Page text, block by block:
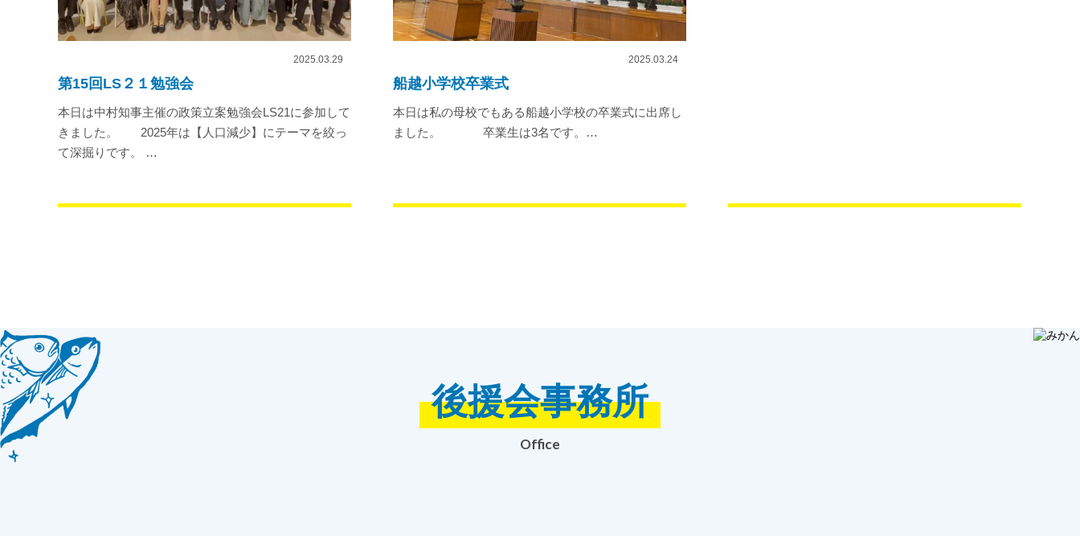
2025.03.29
第15回LS２１勉強会
本日は中村知事主催の政策立案勉強会LS21に参加して
きました。 2025年は【人口減少】にテーマを絞っ
て深掘りです。 …
2025.03.24
船越小学校卒業式
本日は私の母校でもある船越小学校の卒業式に出席し
ました。 卒業生は3名です。…
後援会事務所
Office